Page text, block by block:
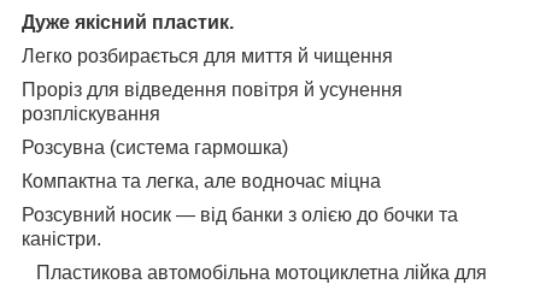
Дуже якісний пластик.
Легко розбирається для миття й чищення
Проріз для відведення повітря й усунення
розпліскування
Розсувна (система гармошка)
Компактна та легка, але водночас міцна
Розсувний носик — від банки з олією до бочки та
каністри.
Пластикова автомобільна мотоциклетна лійка для